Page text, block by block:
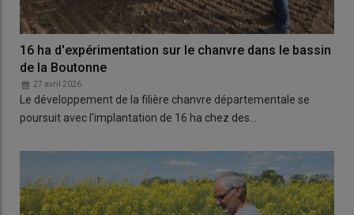
16 ha d'expérimentation sur le chanvre dans le bassin
de la Boutonne
27 avril 2026
Le développement de la filière chanvre départementale se
poursuit avec l'implantation de 16 ha chez des…